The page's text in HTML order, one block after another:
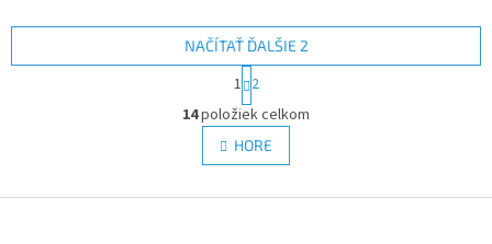
O
v
l
á
NAČÍTAŤ ĎALŠIE 2
S
t
r
á
n
k
v
1 2
14položiek celkom
HORE